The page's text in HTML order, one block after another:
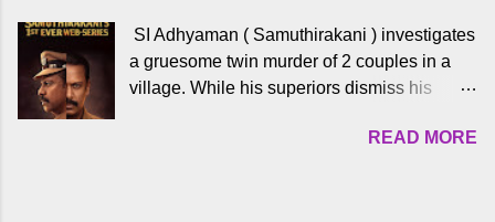
cinema, voices the menacing Skeletor
across the Tamil, Malayalam, and Telugu
versions. Joining them is Action King Arjun...
வெங்கட், ரம்யா பாண்டியன், வி டி வி கணேஷ் ,
ஜான் விஜய், பேபி கிருத்திகா, 'பருத்திவீரன்'
சரவணன், ஹரிஷ் உத்தமன் உள்ளிட்ட பலர்
செய்திருக்கும் இந்த திரைப்படத்திற்கு ஜீ. வி.
SI Adhyaman ( Samuthirakani ) investigates
a gruesome twin murder of 2 couples in a
village. While his superiors dismiss his
Sshivada ) believes in him and makes him
READ MORE